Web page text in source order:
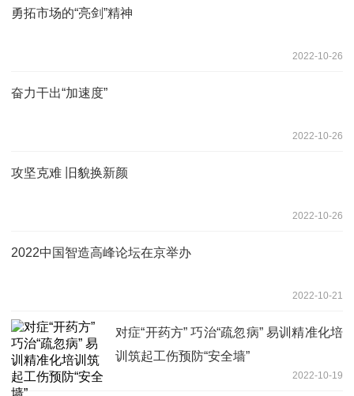
勇拓市场的“亮剑”精神
2022-10-26
奋力干出“加速度”
2022-10-26
攻坚克难 旧貌换新颜
2022-10-26
2022中国智造高峰论坛在京举办
2022-10-21
对症“开药方” 巧治“疏忽病” 易训精准化培
训筑起工伤预防“安全墙”
2022-10-19